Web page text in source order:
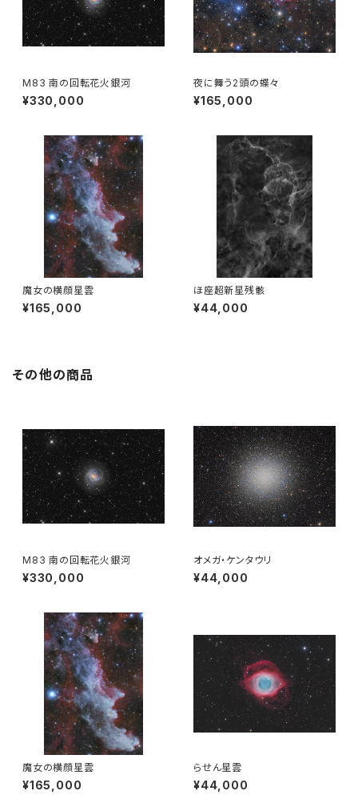
M83 南の回転花火銀河
¥330,000
夜に舞う2頭の蝶々
¥165,000
魔女の横顔星雲
¥165,000
ほ座超新星残骸
¥44,000
その他の商品
M83 南の回転花火銀河
¥330,000
オメガ・ケンタウリ
¥44,000
魔女の横顔星雲
¥165,000
らせん星雲
¥44,000